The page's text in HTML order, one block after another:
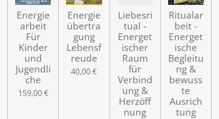
Energie
arbeit
Für
Kinder
und
Jugendli
che
159,00 €
Energie
übertra
gung
Lebensf
reude
40,00 €
Liebesri
tual -
Energet
ischer
Raum
für
Verbind
ung &
Herzöff
nung
Ritualar
beit -
Energet
ische
Begleitu
ng &
bewuss
te
Ausrich
tung